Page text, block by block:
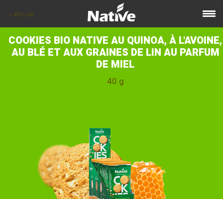
COOKIES BIO NATIVE AU QUINOA, À L'AVOINE,
AU BLÉ ET AUX GRAINES DE LIN AU PARFUM
DE MIEL
40 g
< RETOUR